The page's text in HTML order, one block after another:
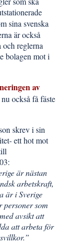
sina svenska
är också
reglerna
bolagen mot i
av
också få fäste
skrev i sin
ett hot mot
är nästan
arbetskraft,
är i Sverige
som
avsikt att
att arbeta för